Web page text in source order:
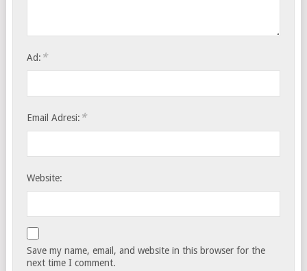
Ad: *
Email Adresi: *
Website:
Save my name, email, and website in this browser for the
next time I comment.